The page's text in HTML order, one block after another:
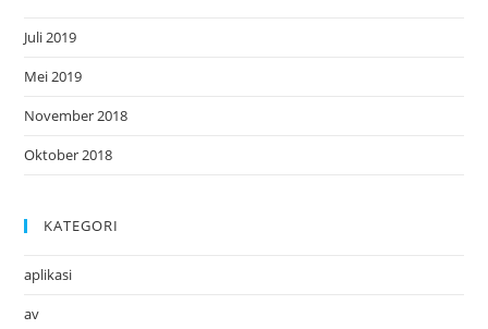
Juli 2019
Mei 2019
November 2018
Oktober 2018
KATEGORI
aplikasi
av